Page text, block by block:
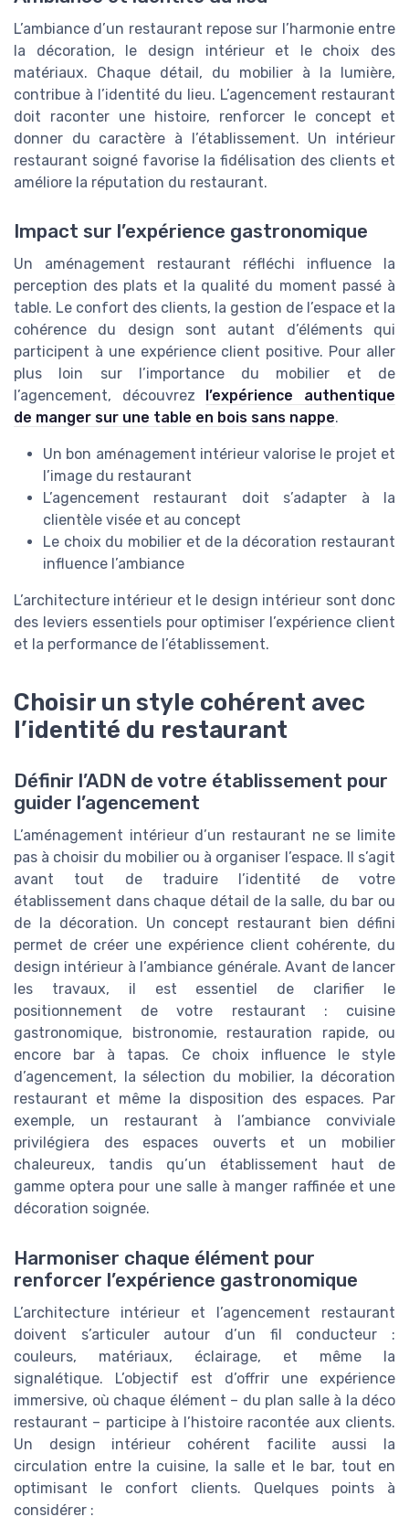
L’ambiance d’un restaurant repose sur l’harmonie entre
la décoration, le design intérieur et le choix des
matériaux. Chaque détail, du mobilier à la lumière,
contribue à l’identité du lieu. L’agencement restaurant
doit raconter une histoire, renforcer le concept et
donner du caractère à l’établissement. Un intérieur
restaurant soigné favorise la fidélisation des clients et
améliore la réputation du restaurant.
Impact sur l’expérience gastronomique
Un aménagement restaurant réfléchi influence la
perception des plats et la qualité du moment passé à
table. Le confort des clients, la gestion de l’espace et la
cohérence du design sont autant d’éléments qui
participent à une expérience client positive. Pour aller
plus loin sur l’importance du mobilier et de
l’agencement, découvrez
l’expérience authentique
de manger sur une table en bois sans nappe.
Un bon aménagement intérieur valorise le projet et
l’image du restaurant
L’agencement restaurant doit s’adapter à la
clientèle visée et au concept
Le choix du mobilier et de la décoration restaurant
influence l’ambiance
L’architecture intérieur et le design intérieur sont donc
des leviers essentiels pour optimiser l’expérience client
et la performance de l’établissement.
Choisir un style cohérent avec
l’identité du restaurant
Définir l’ADN de votre établissement pour
guider l’agencement
L’aménagement intérieur d’un restaurant ne se limite
pas à choisir du mobilier ou à organiser l’espace. Il s’agit
avant tout de traduire l’identité de votre
établissement dans chaque détail de la salle, du bar ou
de la décoration. Un concept restaurant bien défini
permet de créer une expérience client cohérente, du
design intérieur à l’ambiance générale. Avant de lancer
les travaux, il est essentiel de clarifier le
positionnement de votre restaurant : cuisine
gastronomique, bistronomie, restauration rapide, ou
encore bar à tapas. Ce choix influence le style
d’agencement, la sélection du mobilier, la décoration
restaurant et même la disposition des espaces. Par
exemple, un restaurant à l’ambiance conviviale
privilégiera des espaces ouverts et un mobilier
chaleureux, tandis qu’un établissement haut de
gamme optera pour une salle à manger raffinée et une
décoration soignée.
Harmoniser chaque élément pour
renforcer l’expérience gastronomique
L’architecture intérieur et l’agencement restaurant
doivent s’articuler autour d’un fil conducteur :
couleurs, matériaux, éclairage, et même la
signalétique. L’objectif est d’offrir une expérience
immersive, où chaque élément – du plan salle à la déco
restaurant – participe à l’histoire racontée aux clients.
Un design intérieur cohérent facilite aussi la
circulation entre la cuisine, la salle et le bar, tout en
optimisant le confort clients. Quelques points à
considérer :